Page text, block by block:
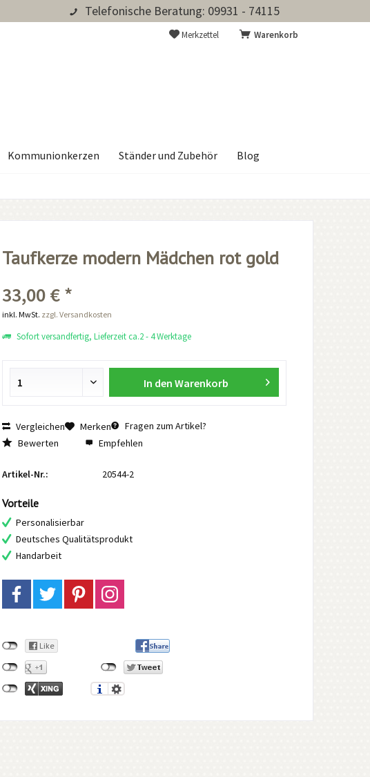
Telefonische Beratung: 09931 - 74115
Warenkorb
Merkzettel
Kommunionkerzen Ständer und Zubehör Blog
Taufkerze modern Mädchen rot gold
33,00 € *
inkl. MwSt. zzgl. Versandkosten
Sofort versandfertig, Lieferzeit ca.2 - 4 Werktage
In den Warenkorb
Vergleichen Merken
Fragen zum Artikel?
Bewerten
Empfehlen
Artikel-Nr.: 20544-2
Vorteile
Personalisierbar
Deutsches Qualitätsprodukt
Handarbeit